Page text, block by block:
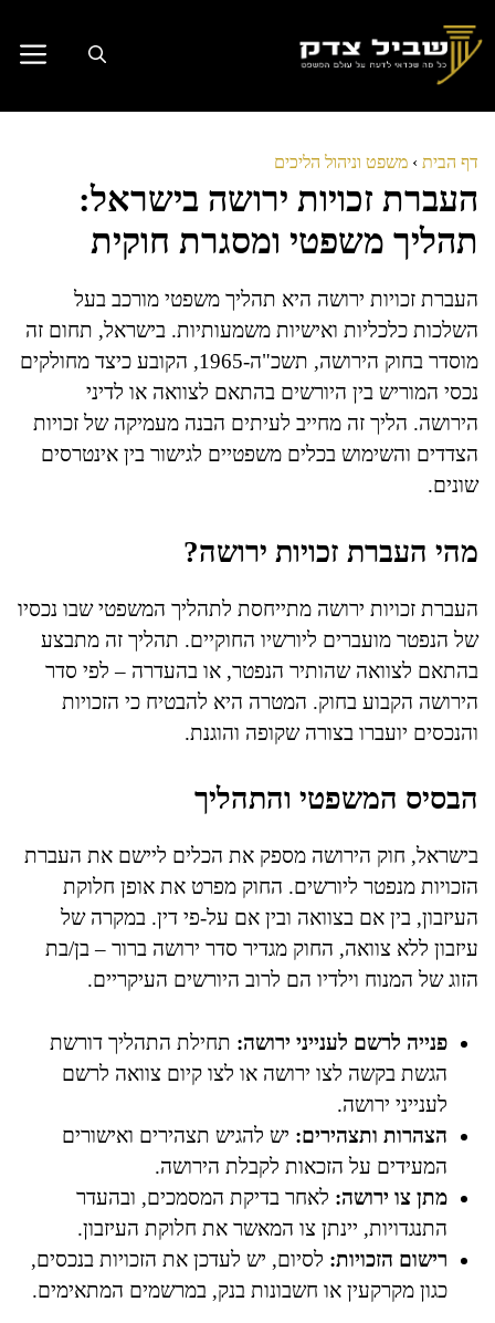
לתוכן
דף הבית › משפט וניהול הליכים
העברת זכויות ירושה בישראל:
תהליך משפטי ומסגרת חוקית
העברת זכויות ירושה היא תהליך משפטי מורכב בעל
השלכות כלכליות ואישיות משמעותיות. בישראל, תחום זה
מוסדר בחוק הירושה, תשכ"ה-1965, הקובע כיצד מחולקים
נכסי המוריש בין היורשים בהתאם לצוואה או לדיני
הירושה. הליך זה מחייב לעיתים הבנה מעמיקה של זכויות
הצדדים והשימוש בכלים משפטיים לגישור בין אינטרסים
שונים.
מהי העברת זכויות ירושה?
העברת זכויות ירושה מתייחסת לתהליך המשפטי שבו נכסיו
של הנפטר מועברים ליורשיו החוקיים. תהליך זה מתבצע
בהתאם לצוואה שהותיר הנפטר, או בהעדרה – לפי סדר
הירושה הקבוע בחוק. המטרה היא להבטיח כי הזכויות
והנכסים יועברו בצורה שקופה והוגנת.
הבסיס המשפטי והתהליך
בישראל, חוק הירושה מספק את הכלים ליישם את העברת
הזכויות מנפטר ליורשים. החוק מפרט את אופן חלוקת
העיזבון, בין אם בצוואה ובין אם על-פי דין. במקרה של
עיזבון ללא צוואה, החוק מגדיר סדר ירושה ברור – בן/בת
הזוג של המנוח וילדיו הם לרוב היורשים העיקריים.
פנייה לרשם לענייני ירושה: תחילת התהליך דורשת
הגשת בקשה לצו ירושה או לצו קיום צוואה לרשם
לענייני ירושה.
הצהרות ותצהירים: יש להגיש תצהירים ואישורים
המעידים על הזכאות לקבלת הירושה.
מתן צו ירושה: לאחר בדיקת המסמכים, ובהעדר
התנגדויות, יינתן צו המאשר את חלוקת העיזבון.
רישום הזכויות: לסיום, יש לעדכן את הזכויות בנכסים,
כגון מקרקעין או חשבונות בנק, במרשמים המתאימים.